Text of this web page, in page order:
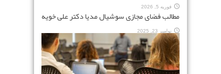
فوریه 5, 2026
مطالب فضای مجازی سوشیال مدیا دکتر علی خویه
نوامبر 23, 2025